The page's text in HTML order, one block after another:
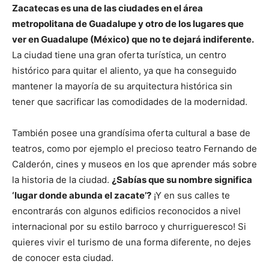
Zacatecas es una de las ciudades en el área
metropolitana de Guadalupe y otro de los lugares que
ver en Guadalupe (México) que no te dejará indiferente.
La ciudad tiene una gran oferta turística, un centro
histórico para quitar el aliento, ya que ha conseguido
mantener la mayoría de su arquitectura histórica sin
tener que sacrificar las comodidades de la modernidad.
También posee una grandísima oferta cultural a base de
teatros, como por ejemplo el precioso teatro Fernando de
Calderón, cines y museos en los que aprender más sobre
la historia de la ciudad. ¿Sabías que su nombre significa
‘lugar donde abunda el zacate’? ¡Y en sus calles te
encontrarás con algunos edificios reconocidos a nivel
internacional por su estilo barroco y churrigueresco! Si
quieres vivir el turismo de una forma diferente, no dejes
de conocer esta ciudad.